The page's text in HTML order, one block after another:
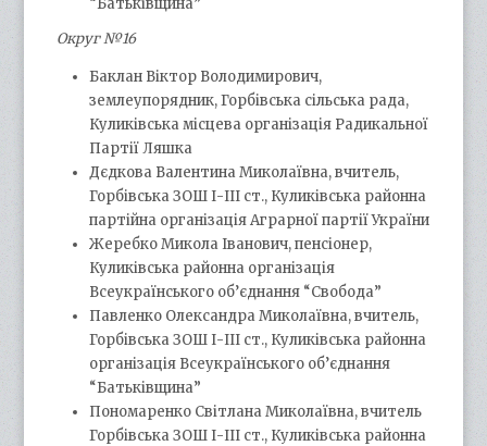
Округ №16
Баклан Віктор Володимирович,
землеупорядник, Горбівська сільська рада,
Куликівська місцева організація Радикальної
Партії Ляшка
Дєдкова Валентина Миколаївна, вчитель,
Горбівська ЗОШ І-ІІІ ст., Куликівська районна
партійна організація Аграрної партії України
Жеребко Микола Іванович, пенсіонер,
Куликівська районна організація
Всеукраїнського об’єднання “Свобода”
Павленко Олександра Миколаївна, вчитель,
Горбівська ЗОШ І-ІІІ ст., Куликівська районна
організація Всеукраїнського об’єднання
“Батьківщина”
Пономаренко Світлана Миколаївна, вчитель
Горбівська ЗОШ І-ІІІ ст., Куликівська районна